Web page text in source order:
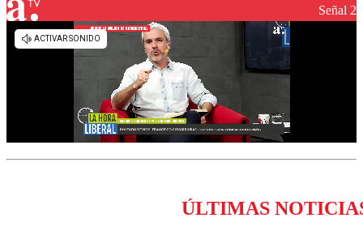
Señal 2
ÚLTIMAS